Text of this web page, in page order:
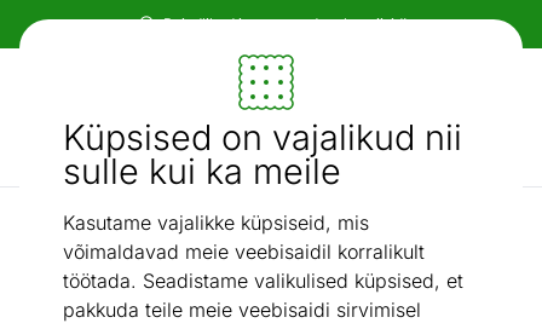
Küpsised on vajalikud nii
sulle kui ka meile
Kasutame vajalikke küpsiseid, mis
võimaldavad meie veebisaidil korralikult
töötada. Seadistame valikulised küpsised, et
pakkuda teile meie veebisaidi sirvimisel
Paindlikud ja mugavad makseviisid!
Mööbel ja sisustus - ON24
Otsi...
AI otsing
Kandiline / Diivanilaud Macroom 110x62 cm